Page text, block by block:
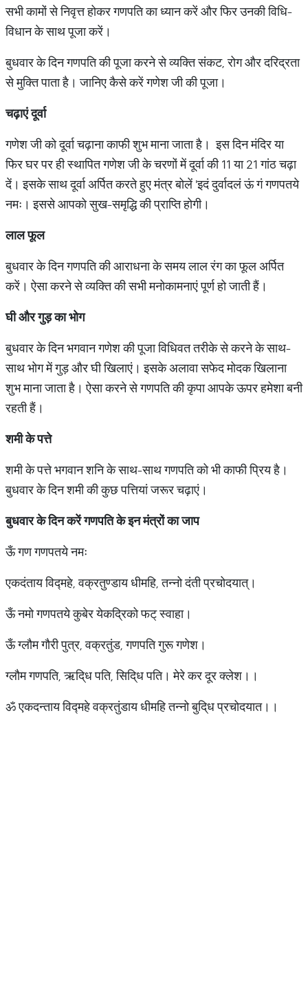
सभी कामों से निवृत्त होकर गणपति का ध्यान करें और फिर उनकी विधि-
विधान के साथ पूजा करें।
बुधवार के दिन गणपति की पूजा करने से व्यक्ति संकट, रोग और दरिद्रता
से मुक्ति पाता है। जानिए कैसे करें गणेश जी की पूजा।
चढ़ाएंदूर्वा
गणेश जी को दूर्वा चढ़ाना काफी शुभ माना जाता है। इस दिन मंदिर या
फिर घर पर ही स्थापित गणेश जी के चरणों में दूर्वा की 11 या 21 गांठ चढ़ा
दें। इसके साथ दूर्वा अर्पित करते हुए मंत्र बोलें 'इदं दुर्वादलं ऊं गं गणपतये
नमः। इससे आपको सुख-समृद्धि की प्राप्ति होगी।
लालफूल
बुधवार के दिन गणपति की आराधना के समय लाल रंग का फूल अर्पित
करें। ऐसा करने से व्यक्ति की सभी मनोकामनाएं पूर्ण हो जाती हैं।
घीऔरगुड़काभोग
बुधवार के दिन भगवान गणेश की पूजा विधिवत तरीके से करने के साथ-
साथ भोग में गुड़ और घी खिलाएं। इसके अलावा सफेद मोदक खिलाना
शुभ माना जाता है। ऐसा करने से गणपति की कृपा आपके ऊपर हमेशा बनी
रहती हैं।
शमीकेपत्ते
शमी के पत्ते भगवान शनि के साथ-साथ गणपति को भी काफी प्रिय है।
बुधवार के दिन शमी की कुछ पत्तियां जरूर चढ़ाएं।
बुधवारकेदिनकरेंगणपतिकेइनमंत्रोंकाजाप
ऊँ गण गणपतये नमः
एकदंताय विद्महे, वक्रतुण्डाय धीमहि, तन्नो दंती प्रचोदयात्।
ऊँ नमो गणपतये कुबेर येकद्रिको फट् स्वाहा।
ऊँ ग्लौम गौरी पुत्र, वक्रतुंड, गणपति गुरू गणेश।
ग्लौम गणपति, ऋदि्ध पति, सिदि्ध पति। मेरे कर दूर क्लेश।।
ॐ एकदन्ताय विद्महे वक्रतुंडाय धीमहि तन्नो बुदि्ध प्रचोदयात।।